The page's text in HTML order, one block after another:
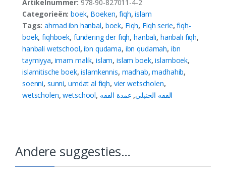
Artikelnummer: 978-90-827011-4-2
Categorieën:boek, Boeken,fiqh,islam
Tags:ahmad ibn hanbal, boek, Fiqh, Fiqh serie,fiqh-
boek,fiqhboek, fundering der fiqh,hanbali, hanbali fiqh,
hanbali wetschool,ibn qudama, ibn qudamah, ibn
taymiyya, imam malik, islam,islam boek,islamboek,
islamitische boek,islamkennis, madhab,madhahib,
soenni, sunni, umdat al fiqh, vier wetscholen,
wetscholen,wetschool, الفقه الحنبلي, عمدة الفقه
Andere suggesties…